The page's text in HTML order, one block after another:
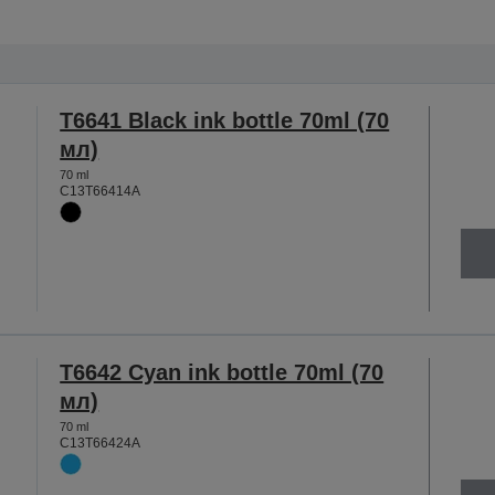
T6641 Black ink bottle 70ml (70
мл)
70 ml
C13T66414A
T6642 Cyan ink bottle 70ml (70
мл)
70 ml
C13T66424A